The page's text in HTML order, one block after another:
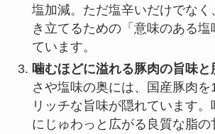
塩加減。ただ塩辛いだけでなく
き立てるための「意味のある
ています。
噛むほどに溢れる豚肉の旨味と
さや塩味の奥には、国産豚肉を
リッチな旨味が隠れています
にじゅわっと広がる良質な脂の